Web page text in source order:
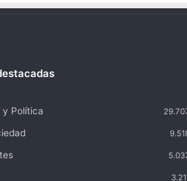
y Política